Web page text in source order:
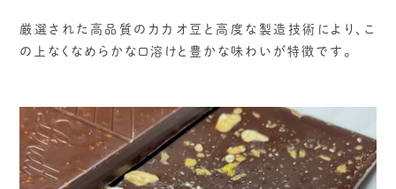
厳選された高品質のカカオ豆と高度な製造技術により、こ
の上なくなめらかな口溶けと豊かな味わいが特徴です。